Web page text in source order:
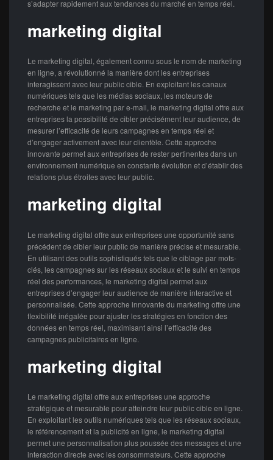
s’adapter rapidement aux tendances du marché en temps réel.
marketing digital
Le marketing digital, également connu sous le nom de marketing
en ligne, a révolutionné la manière dont les entreprises
interagissent avec leur public cible. En exploitant les canaux
numériques tels que les médias sociaux, les moteurs de
recherche et le marketing par e-mail, le marketing digital offre aux
entreprises la possibilité de cibler précisément leur audience, de
mesurer l’efficacité de leurs campagnes en temps réel et
d’engager activement avec leur clientèle. Cette approche
innovante permet aux entreprises de rester pertinentes dans un
environnement numérique en constante évolution et d’établir des
relations plus étroites avec leur public.
marketing digital
Le marketing digital offre aux entreprises une opportunité sans
précédent de cibler leur public de manière précise et mesurable.
En utilisant des outils sophistiqués tels que le ciblage par mots-
clés, les campagnes sur les réseaux sociaux et le suivi en temps
réel des performances, le marketing digital permet aux
entreprises d’engager leur audience de manière interactive et
personnalisée. Cette approche innovante du marketing offre une
flexibilité inégalée pour ajuster les stratégies en fonction des
données en temps réel, maximisant ainsi l’efficacité des
campagnes publicitaires en ligne.
marketing digital
Le marketing digital offre aux entreprises une approche
stratégique et mesurable pour atteindre leur public cible en ligne.
En exploitant les outils numériques tels que les réseaux sociaux,
le référencement et la publicité en ligne, le marketing digital
permet une personnalisation plus poussée des messages et une
interaction directe avec les consommateurs. Cette approche